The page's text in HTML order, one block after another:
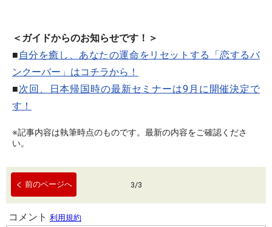
＜ガイドからのお知らせです！＞
■ 自分を癒し、あなたの運命をリセットする「恋するバ
ンクーバー」はコチラから！
■次回、日本帰国時の最新セミナーは9月に開催決定で
す！
※記事内容は執筆時点のものです。最新の内容をご確認くださ
い。
前のページへ 3/3